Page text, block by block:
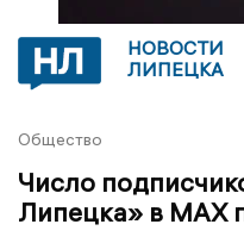
НОВОСТИ
ЛИПЕЦКА
Общество
Число
Липецка» в MAX